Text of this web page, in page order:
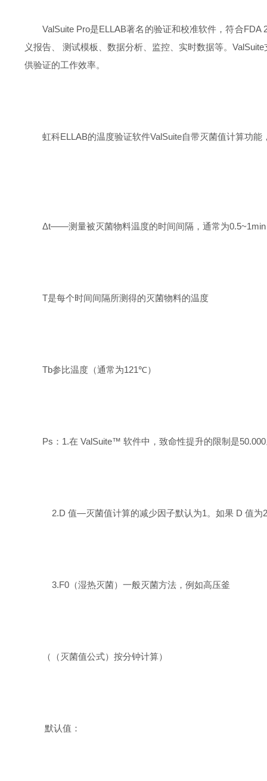
ValSuite Pro是ELLAB著名的验证和校准软件，符合FDA
义报告、 测试模板、数据分析、监控、实时数据等。ValSuite
供验证的工作效率。
虹科ELLAB的温度验证软件ValSuite自带灭菌值计算功能
Δt——测量被灭菌物料温度的时间间隔，通常为0.5~1min
T是每个时间间隔所测得的灭菌物料的温度
Tb参比温度（通常为121℃）
Ps ： 1.在 ValSuite™ 软件中，致命性提升的限制是50.000
2.D 值—灭菌值计算的减少因子默认为1 。如果D 值为2
3.F0（湿热灭菌）一般灭菌方法，例如高压釜
（（灭菌值公式）按分钟计算）
默认值：